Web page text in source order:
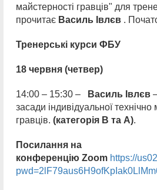
майстерності гравців" для
прочитає Василь Івлєв .
Тренерські курси ФБУ
18 червня (четвер)
14:00 – 15:30 – Василь Івлєв
засади індивідуальної технічно
гравців. (категорія B та A).
Посилання на
конференцію Zoom https://